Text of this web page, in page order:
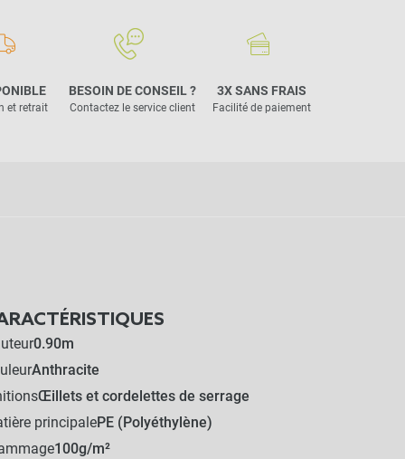
et retrait
BESOIN DE CONSEIL ?
Contactez le service client
3X SANS FRAIS
Facilité de paiement
0.90m
Anthracite
Œillets et cordelettes de serrage
principalePE (Polyéthylène)
100g/m²